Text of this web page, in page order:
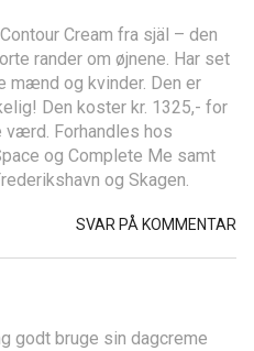
Cream fra själ – den
rander om øjnene. Har set
mænd og kvinder. Den er
Den koster kr. 1325,- for
værd. Forhandles hos
og Complete Me samt
og Skagen.
SVAR PÅ KOMMENTAR
godt bruge sin dagcreme